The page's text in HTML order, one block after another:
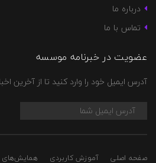
درباره ما
تماس با ما
عضویت در خبرنامه موسسه
آدرس ایمیل خود را وارد کنید تا از آخرین
صفحه اصلی آموزش کاربردی